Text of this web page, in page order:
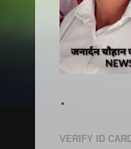
.
VERIFY ID